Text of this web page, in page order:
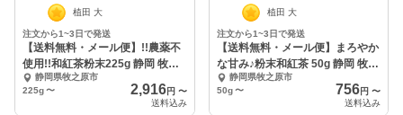
植田 大
注文から1~3日で発送
【送料無料・メール便】!!農薬不
使用!!和紅茶粉末225g 静岡 牧之
原 静岡県牧之原市
225g〜 2,916円 〜
送料込み
植田 大
注文から1~3日で発送
【送料無料・メール便】まろやか
な甘み♪粉末和紅茶 50g 静岡 牧之
原 静岡県牧之原市
50g 〜 756円 〜
送料込み